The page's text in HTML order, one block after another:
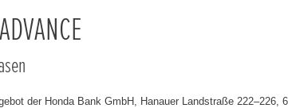
der Honda Bank GmbH, Hanauer Landstraße